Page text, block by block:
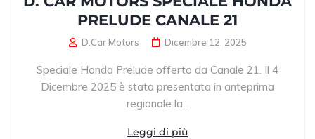
PRELUDE CANALE 21
D.Car Motors Dicembre 12, 2025
Speciale Honda Prelude offerto da Canale 21. Il 4
Dicembre 2025 è stata presentata in anteprima
regionale la...
Leggi di più